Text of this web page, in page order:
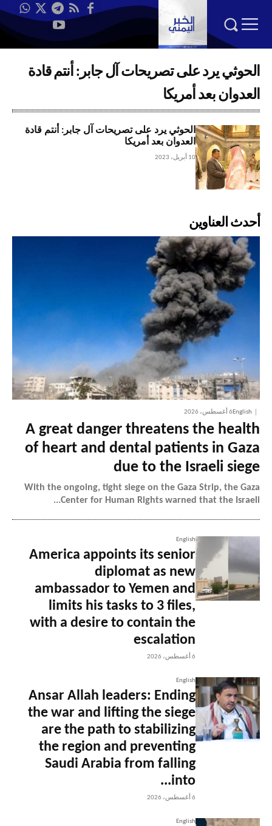
الحوثي يرد على تصريحات آل جابر: أنتم قادة
العدوان بعد أمريكا
الحوثي يرد على تصريحات آل جابر: أنتم قادة
العدوان بعد أمريكا
10 أبريل، 2023
أحدث العناوين
English6 أغسطس، 2026
A great danger threatens the health
of heart and dental patients in Gaza
due to the Israeli siege
With the ongoing, tight siege on the Gaza Strip, the Gaza
Center for Human Rights warned that the Israeli...
English
America appoints its senior
diplomat as new
ambassador to Yemen and
limits his tasks to 3 files,
with a desire to contain the
escalation
6 أغسطس، 2026
English
Ansar Allah leaders: Ending
the war and lifting the siege
are the path to stabilizing
the region and preventing
Saudi Arabia from falling
into...
6 أغسطس، 2026
English